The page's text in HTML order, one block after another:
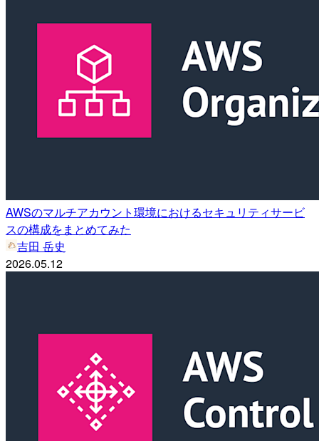
AWSのマルチアカウント環境におけるセキュリティサービ
スの構成をまとめてみた
吉田 岳史
2026.05.12